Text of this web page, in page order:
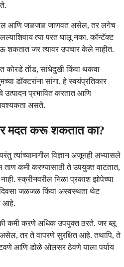
आणि जळजळ जाणवत असेल, तर लगेच
त्या परत घालू नका. कॉन्टॅक्ट
शकतात जर त्यावर उपचार केले नाहीत.
कोरडे तोंड, सांधेदुखी किंवा थकवा
डॉक्टरांना सांगा. हे स्वयंप्रतिकार
प्रभावित करतात आणि
आवश्यकता असते.
मदत करू शकतात का?
त्यांच्यामागील विज्ञान अजूनही अभ्यासले
ताण कमी करण्यासाठी ते उपयुक्त वाटतात,
स्क्रीनवरील निळा प्रकाश झोपेच्या
जळजळ किंवा अस्वस्थता थेट
आहे.
कमी करणे अधिक उपयुक्त ठरते. जर ब्लू
तर ते वापरणे सुरक्षित आहे. तथापि, ते
आणि डोळे ओलसर ठेवणे याला पर्याय